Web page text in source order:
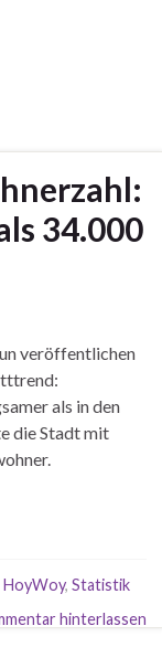
34.000
veröffentlichen
als in den
die Stadt mit
HoyWoy, Statistik
hinterlassen